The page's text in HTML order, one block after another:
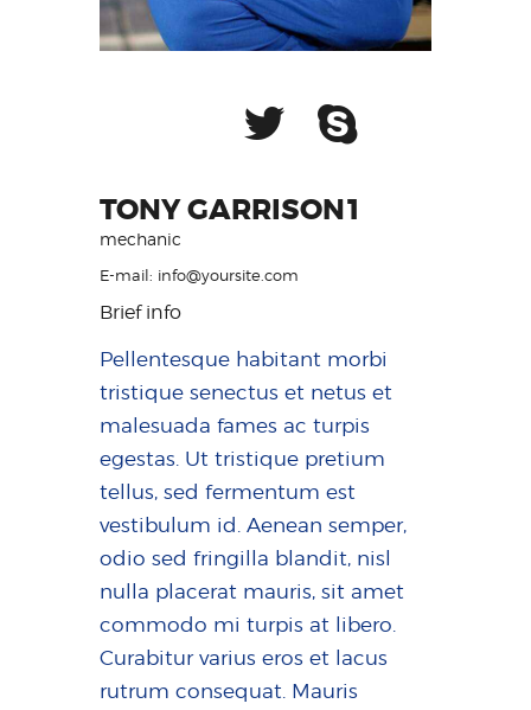
TONY GARRISON1
mechanic
E-mail: info@yoursite.com
Brief info
Pellentesque habitant morbi
tristique senectus et netus et
malesuada fames ac turpis
egestas. Ut tristique pretium
tellus, sed fermentum est
vestibulum id. Aenean semper,
odio sed fringilla blandit, nisl
nulla placerat mauris, sit amet
commodo mi turpis at libero.
Curabitur varius eros et lacus
rutrum consequat. Mauris